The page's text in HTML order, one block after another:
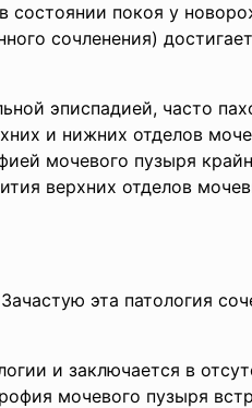
состоянии покоя у
сочленения)
эписпадией, часто
и нижних отделов
мочевого пузыря
верхних отделов
эта патология
и заключается в
мочевого пузыря